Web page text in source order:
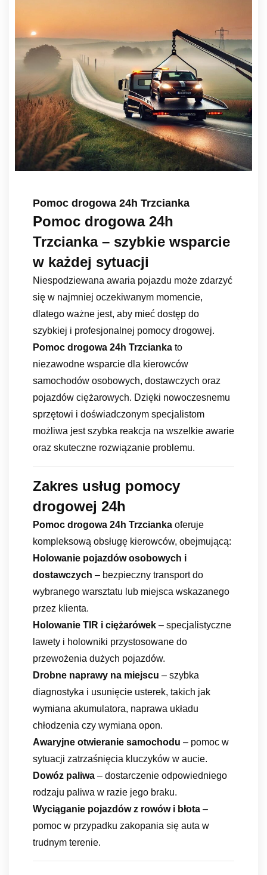
Pomoc drogowa 24h Trzcianka
Pomoc drogowa 24h
Trzcianka – szybkie wsparcie
w każdej sytuacji
Niespodziewana awaria pojazdu może zdarzyć
się w najmniej oczekiwanym momencie,
dlatego ważne jest, aby mieć dostęp do
szybkiej i profesjonalnej pomocy drogowej.
Pomoc drogowa 24h Trzcianka to
niezawodne wsparcie dla kierowców
samochodów osobowych, dostawczych oraz
pojazdów ciężarowych. Dzięki nowoczesnemu
sprzętowi i doświadczonym specjalistom
możliwa jest szybka reakcja na wszelkie awarie
oraz skuteczne rozwiązanie problemu.
Zakres usług pomocy
drogowej 24h
Pomoc drogowa 24h Trzcianka oferuje
kompleksową obsługę kierowców, obejmującą:
Holowanie pojazdów osobowych i
dostawczych – bezpieczny transport do
wybranego warsztatu lub miejsca wskazanego
przez klienta.
Holowanie TIR i ciężarówek – specjalistyczne
lawety i holowniki przystosowane do
przewożenia dużych pojazdów.
Drobne naprawy na miejscu – szybka
diagnostyka i usunięcie usterek, takich jak
wymiana akumulatora, naprawa układu
chłodzenia czy wymiana opon.
Awaryjne otwieranie samochodu – pomoc w
sytuacji zatrzaśnięcia kluczyków w aucie.
Dowóz paliwa – dostarczenie odpowiedniego
rodzaju paliwa w razie jego braku.
Wyciąganie pojazdów z rowów i błota –
pomoc w przypadku zakopania się auta w
trudnym terenie.